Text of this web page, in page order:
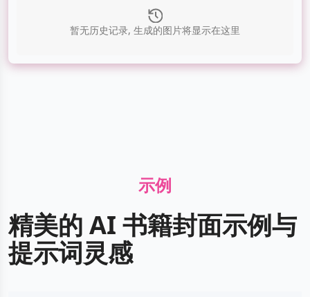
暂无历史记录, 生成的图片将显示在这里
示例
精美的 AI 书籍封面示例与
提示词灵感